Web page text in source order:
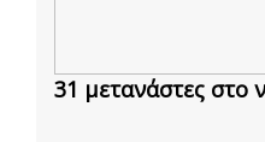
31 μετανάστες στο